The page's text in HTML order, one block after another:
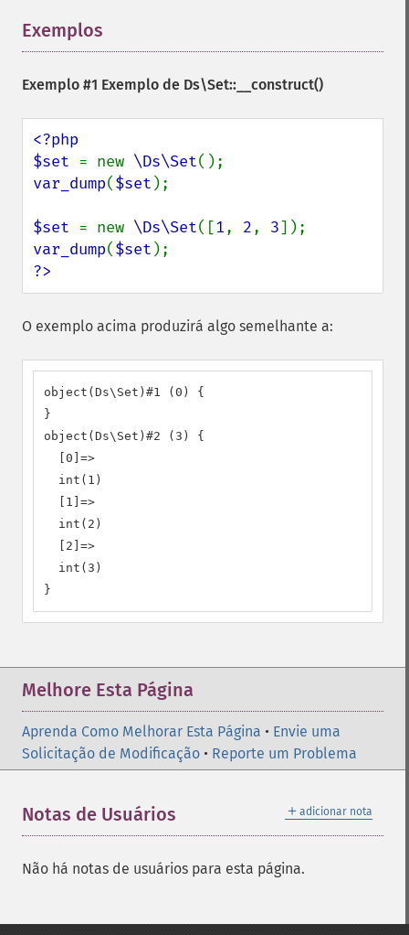
Exemplos
Exemplo #1 Exemplo de Ds\Set::__construct()
<?php
$set = new \Ds\Set
var_dump($set );
$set = new \Ds\Set([1, 2, 3
var_dump($set
?>
O exemplo acima produzirá algo semelhante a:
object(Ds\Set)#1 (0) {
}
object(Ds\Set)#2 (3) {
  [0]=>
  int(1)
  [1]=>
  int(2)
  [2]=>
  int(3)
}
Melhore Esta Página
Aprenda Como Melhorar Esta Página • Envie uma
Solicitação de Modificação • Reporte um Problema
＋ adicionar nota
Notas de Usuários
Não há notas de usuários para esta página.